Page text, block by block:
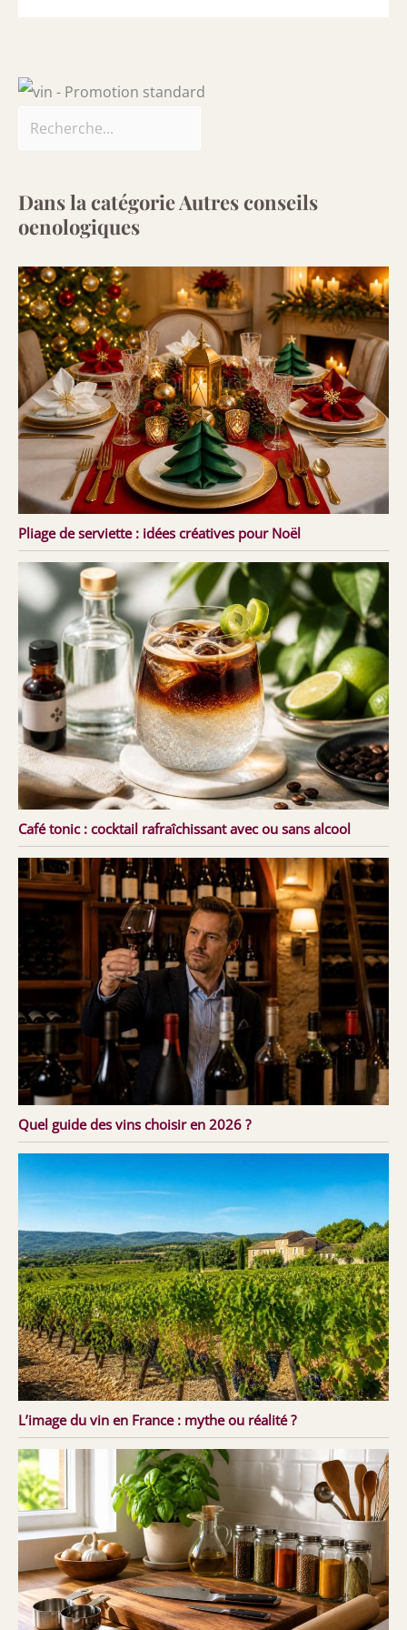
Dans la catégorie Autres conseils
oenologiques
Pliage de serviette : idées créatives pour Noël
Café tonic : cocktail rafraîchissant avec ou sans alcool
Quel guide des vins choisir en 2026 ?
L’image du vin en France : mythe ou réalité ?